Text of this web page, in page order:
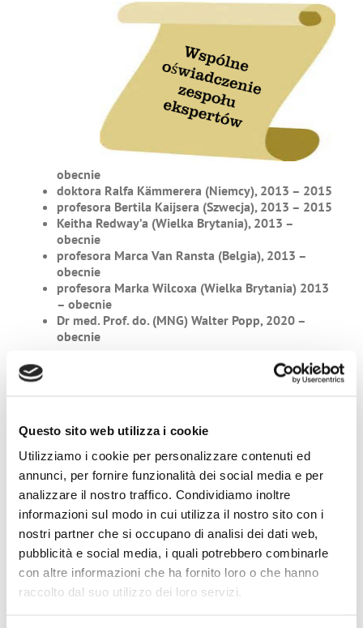
Questo sito web utilizza i cookie
Utilizziamo i cookie per personalizzare contenuti ed
annunci, per fornire funzionalità dei social media e per
analizzare il nostro traffico. Condividiamo inoltre
informazioni sul modo in cui utilizza il nostro sito con i
nostri partner che si occupano di analisi dei dati web,
pubblicità e social media, i quali potrebbero combinarle
con altre informazioni che ha fornito loro o che hanno
raccolto dal suo utilizzo dei loro servizi.
obecnie
doktora Ralfa Kämmerera (Niemcy), 2013 – 2015
profesora Bertila Kaijsera (Szwecja), 2013 – 2015
Keitha Redway’a (Wielka Brytania), 2013 –
obecnie
profesora Marca Van Ransta (Belgia), 2013 –
obecnie
profesora Marka Wilcoxa (Wielka Brytania) 2013
– obecnie
Dr med. Prof. do. (MNG) Walter Popp, 2020 –
obecnie
Poszukiwanie